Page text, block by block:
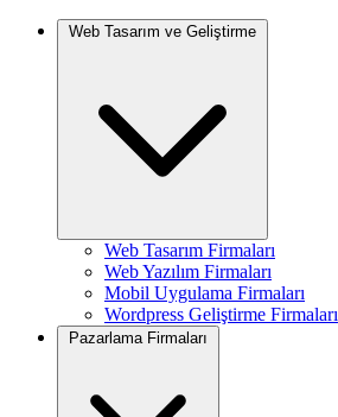
Web Tasarım ve Geliştirme
Web Tasarım Firmaları
Web Yazılım Firmaları
Mobil Uygulama Firmaları
Wordpress Geliştirme Firmaları
Pazarlama Firmaları